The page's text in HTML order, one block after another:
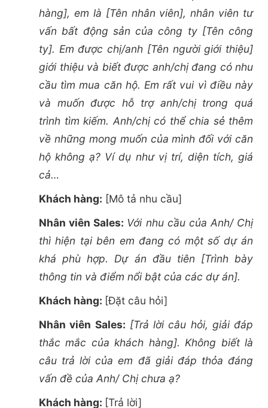
hàng], em là [Tên nhân viên], nhân viên tư
vấn bất động sản của công ty [Tên công
ty]. Em được chị/anh [Tên người giới thiệu]
giới thiệu và biết được anh/chị đang có nhu
cầu tìm mua căn hộ. Em rất vui vì điều này
và muốn được hỗ trợ anh/chị trong quá
trình tìm kiếm. Anh/chị có thể chia sẻ thêm
về những mong muốn của mình đối với căn
hộ không ạ? Ví dụ như vị trí, diện tích, giá
cả…
Khách hàng: [Mô tả nhu cầu]
Nhân viên Sales: Với nhu cầu của Anh/ Chị
thì hiện tại bên em đang có một số dự án
khá phù hợp. Dự án đầu tiên [Trình bày
thông tin và điểm nổi bật của các dự án].
Khách hàng: [Đặt câu hỏi]
Nhân viên Sales: [Trả lời câu hỏi, giải đáp
thắc mắc của khách hàng]. Không biết là
câu trả lời của em đã giải đáp thỏa đáng
vấn đề của Anh/ Chị chưa ạ?
Khách hàng: [Trả lời]